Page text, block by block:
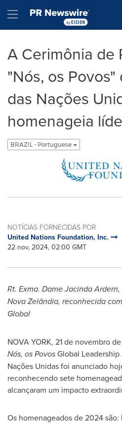
Hamburger menu
A Cerimônia de
"Nós, os
das Nações
homenageia
BRAZIL - Portuguese
NOTÍCIAS FORNECIDAS POR
United Nations Foundation, Inc.
22 nov, 2024, 02:00 GMT
Rt. Exma. DameJacinda Ardern,
Nova Zelândia, reconhecida
Global
NOVA YORK, 21 de novembro
Nós, os PovosGlobal
Nações Unidas foi anunciado
reconhecendo sete
alcançaram um impacto
Os homenageados de 2024 são: